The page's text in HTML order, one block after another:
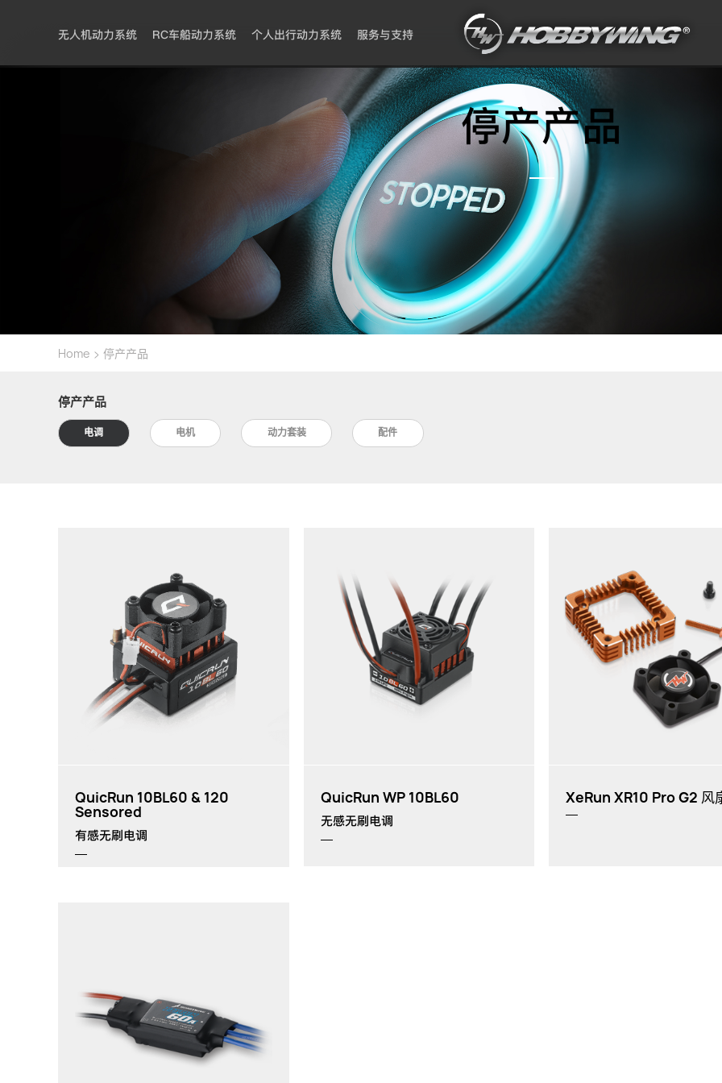
无人机动力系统 RC车船动力系统 个人出行动力系统 服务与支持
停产产品
Home > 停产产品
停产产品
电调 电机 动力套装 配件
QuicRun 10BL60 & 120
Sensored
有感无刷电调
QuicRun WP 10BL60
无感无刷电调
XeRun XR10 Pro G2 风